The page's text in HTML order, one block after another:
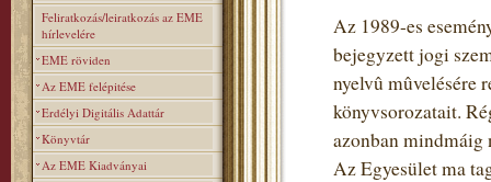
Feliratkozás/leiratkozás az EME
hírlevelére
EME röviden
Az EME felépitése
Erdélyi Digitális Adattár
Könyvtár
Az EME Kiadványai
Az 1989-es
bejegyzett jogi
nyelvû mûvelésére
könyvsorozatait.
azonban mindmáig
Az Egyesület ma